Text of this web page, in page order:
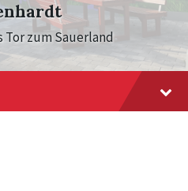
zum Sauerland